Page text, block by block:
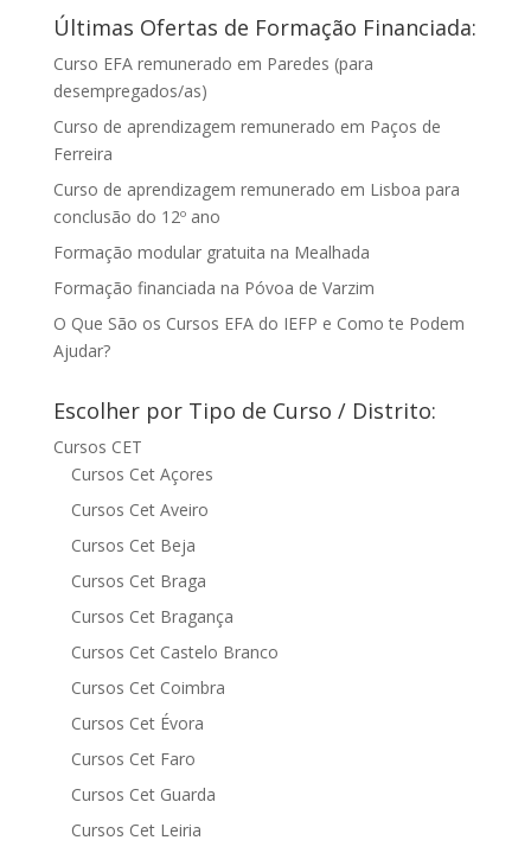
Últimas Ofertas de Formação Financiada:
Curso EFA remunerado em Paredes (para
desempregados/as)
Curso de aprendizagem remunerado em Paços de
Ferreira
Curso de aprendizagem remunerado em Lisboa para
conclusão do 12º ano
Formação modular gratuita na Mealhada
Formação financiada na Póvoa de Varzim
O Que São os Cursos EFA do IEFP e Como te Podem
Ajudar?
Escolher por Tipo de Curso / Distrito:
Cursos CET
Cursos Cet Açores
Cursos Cet Aveiro
Cursos Cet Beja
Cursos Cet Braga
Cursos Cet Bragança
Cursos Cet Castelo Branco
Cursos Cet Coimbra
Cursos Cet Évora
Cursos Cet Faro
Cursos Cet Guarda
Cursos Cet Leiria